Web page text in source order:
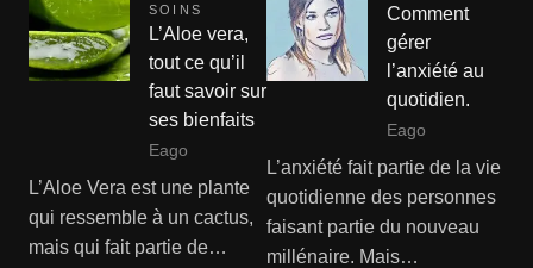
SOINS
L’Aloe vera,
tout ce qu’il
faut savoir sur
ses bienfaits
Eago
L’Aloe Vera est une plante
qui ressemble à un cactus,
mais qui fait partie de…
Comment
gérer
l’anxiété au
quotidien.
Eago
L’anxiété fait partie de la vie
quotidienne des personnes
faisant partie du nouveau
millénaire. Mais…